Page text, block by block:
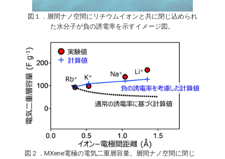
図１．層間ナノ空間にリチウムイオンと共に閉じ込められ
た水分子が負の誘電率を示すイメージ図。
図２．MXene電極の電気二重層容量。層間ナノ空間に閉じ